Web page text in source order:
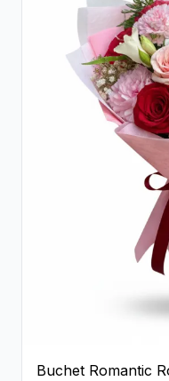
Buchet Romantic